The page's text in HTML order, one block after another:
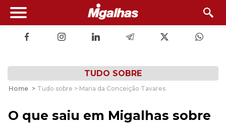
TUDO SOBRE
Home > Tudo sobre > Maria da Conceição Tavares
O que saiu em Migalhas sobre